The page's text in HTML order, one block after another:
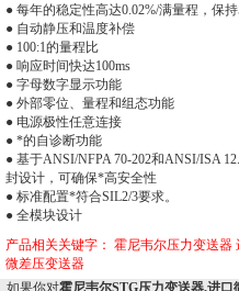
● 每年的稳定性高达0.02%/满量程，保
● 自动静压和温度补偿
● 100:1的量程比
● 响应时间快达100ms
● 字母数字显示功能
● 外部零位、量程和组态功能
● 电源极性任意连接
● *的自诊断功能
● 基于ANSI/NFPA 70-202和ANSI/ISA
封设计，可确保*高安全性
● 标准配置*符合SIL2/3要求。
● 全模块设计
产品相关关键字： 霍尼韦尔压力变送器
微差压变送器
如果你对霍尼韦尔STG压力变送器,进口